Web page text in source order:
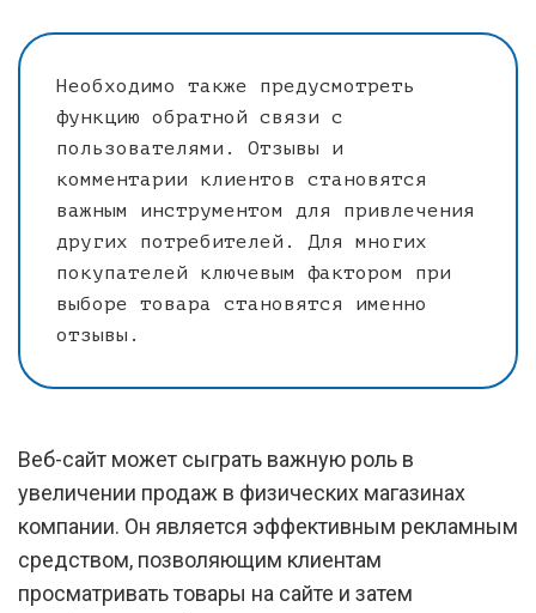
Необходимо также предусмотреть
функцию обратной связи с
пользователями. Отзывы и
комментарии клиентов становятся
важным инструментом для привлечения
других потребителей. Для многих
покупателей ключевым фактором при
выборе товара становятся именно
отзывы.
Веб-сайт может сыграть важную роль в
увеличении продаж в физических магазинах
компании. Он является эффективным рекламным
средством, позволяющим клиентам
просматривать товары на сайте и затем